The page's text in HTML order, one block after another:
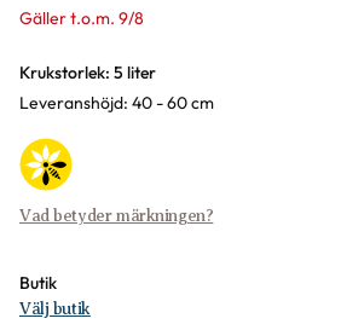
Gäller t.o.m. 9/8
Varianter
Krukstorlek: 5 liter
Leveranshöjd: 40 - 60 cm
Vad betyder märkningen?
Butik
Välj butik